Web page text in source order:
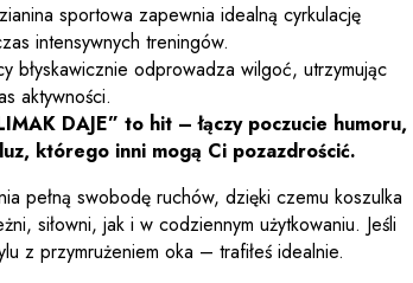
sportowa zapewnia idealną cyrkulację
intensywnych treningów.
błyskawicznie odprowadza wilgoć, utrzymując
aktywności.
DAJE” to hit – łączy poczucie humoru,
którego inni mogą Ci pozazdrościć.
pełną swobodę ruchów, dzięki czemu koszulka
siłowni, jak i w codziennym użytkowaniu. Jeśli
z przymrużeniem oka – trafiłeś idealnie.